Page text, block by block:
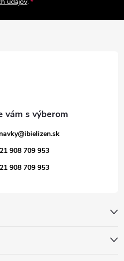
@ibielizen.sk
908 709 953
908 709 953